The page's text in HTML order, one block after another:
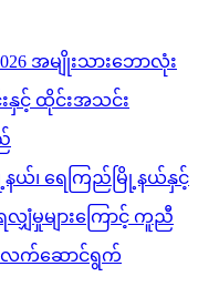
2026 အမျိုးသားဘောလုံး
နှင့် ထိုင်းအသင်း
နယ်၊ ရေကြည်မြို့နယ်နှင့်
ျှံမှုများကြောင့် ကူညီ
လက်ဆောင်ရွက်